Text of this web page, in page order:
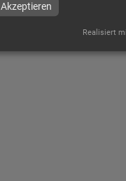
Akzeptieren
Realisiert